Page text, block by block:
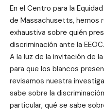
En el Centro para la
de Massachusetts, hemos
exhaustiva sobre quién
discriminación ante la EEOC.
A la luz de la invitación de
para que los blancos
revisamos nuestra
sabe sobre la
particular, qué se sabe